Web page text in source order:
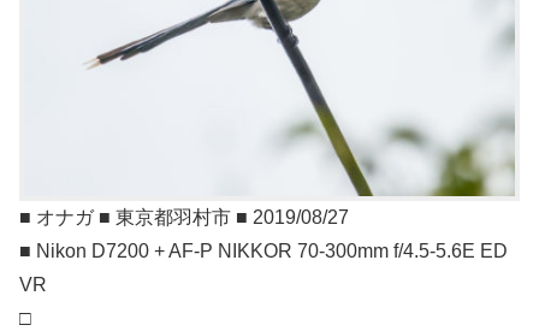
■ オナガ ■ 東京都羽村市 ■ 2019/08/27
■ Nikon D7200 + AF-P NIKKOR 70-300mm f/4.5-5.6E ED
VR
□